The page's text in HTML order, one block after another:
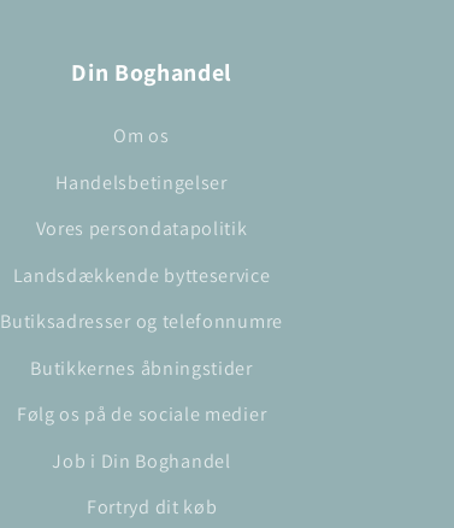
Din Boghandel
Om os
Handelsbetingelser
Vores persondatapolitik
Landsdækkende bytteservice
Butiksadresser og telefonnumre
Butikkernes åbningstider
Følg os på de sociale medier
Job i Din Boghandel
Fortryd dit køb